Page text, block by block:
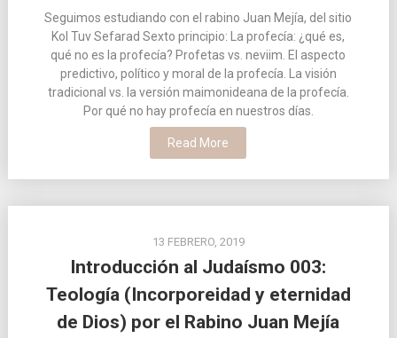
Seguimos estudiando con el rabino Juan Mejía, del sitio
Kol Tuv Sefarad Sexto principio: La profecía: ¿qué es,
qué no es la profecía? Profetas vs. neviim. El aspecto
predictivo, político y moral de la profecía. La visión
tradicional vs. la versión maimonideana de la profecía.
Por qué no hay profecía en nuestros días.
Read More
13 FEBRERO, 2019
Introducción al Judaísmo 003:
Teología (Incorporeidad y eternidad
de Dios) por el Rabino Juan Mejía